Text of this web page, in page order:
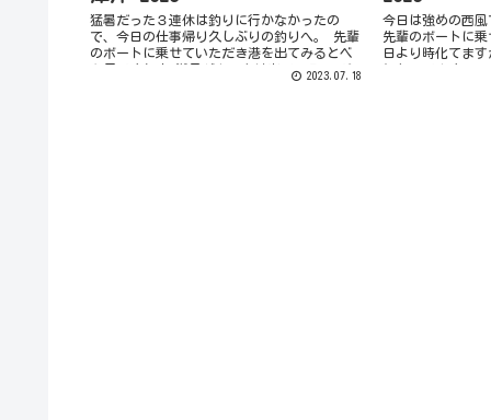
猛暑だった３連休は釣りに行かなかったの
で、今日の仕事帰り久しぶりの釣りへ。 先輩
のボートに乗せていただき港を出てみるとベ
タ凪ですね♪ 潮目がクッキリ出ているのでシ
イラでもいないかと探しますが全くいませ
2023.07.18
今日は強めの西
先輩のボートに
日より時化てま
になってます。